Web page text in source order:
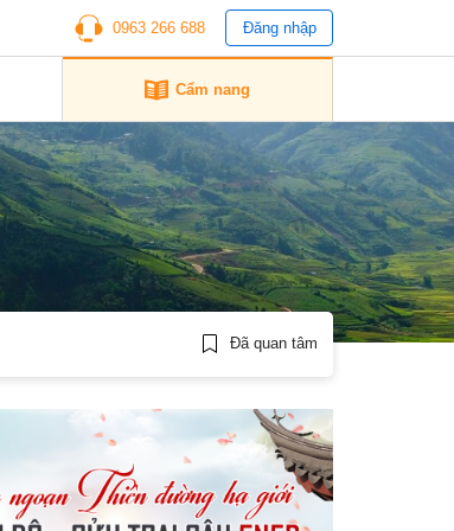
0963 266 688 Đăng nhập
Cẩm nang
Đã quan tâm